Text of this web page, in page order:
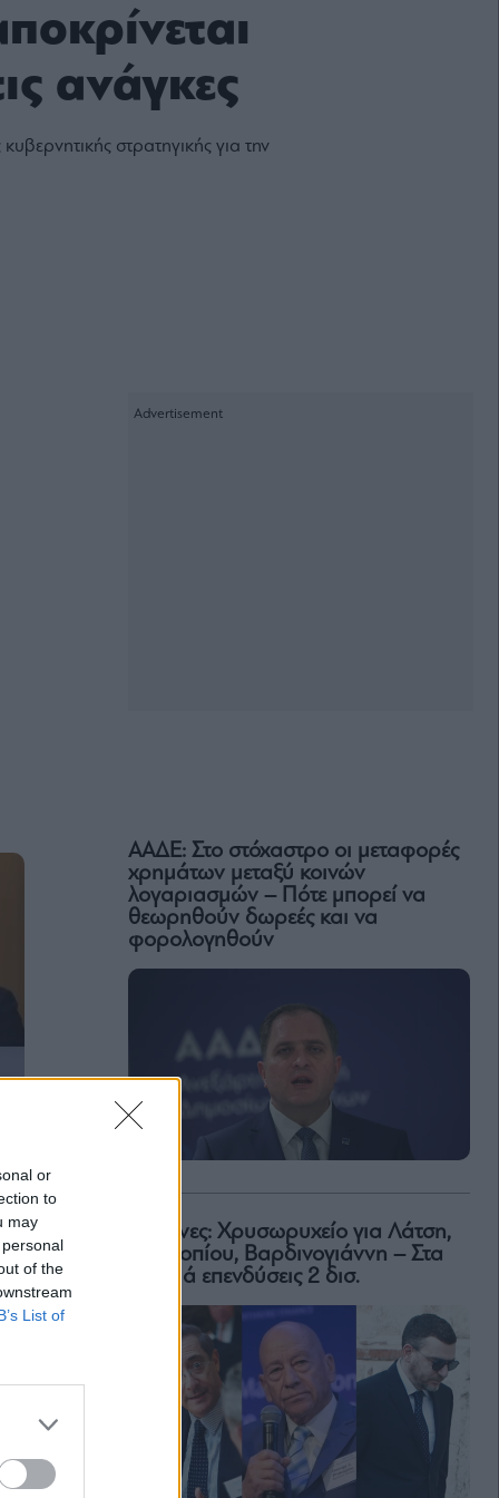
or
to
may
of the
List of
ανάγκες
στρατηγικής για την
ΑΑΔΕ: Στο στόχαστρο οι μεταφορές
χρημάτων μεταξύ κοινών
λογαριασμών – Πότε μπορεί να
θεωρηθούν δωρεές και να
φορολογηθούν
Μαρίνες: Χρυσωρυχείο για Λάτση,
Προκοπίου, Βαρδινογιάννη – Στα
σκαριά επενδύσεις 2 δισ.